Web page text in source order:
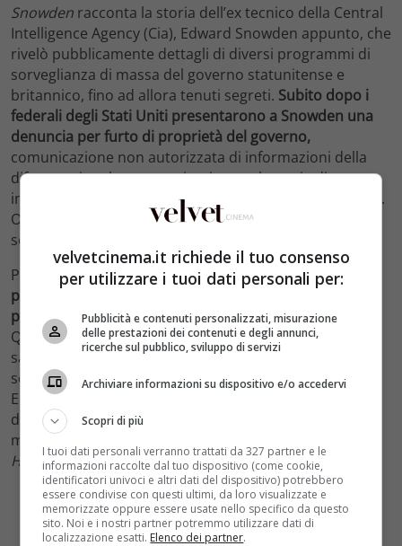
Snowden racconta la storia dell’ex tecnico della Central
Intelligence Agency (Cia), Edward Snowden appunto, che
rivelò pubblicamente dettagli di diversi programmi di
sorveglianza di massa del governo statunitense e
britannico, fino ad allora tenuti segreti. Subito dopo i
federali degli Stati Uniti presentarono a Snowden una
denuncia per furto di proprietà del governo,
comunicazione non autorizzata di informazioni della
difesa nazionale e comunicazione volontaria di
informazioni segrete con una persona non autorizzata.
Oggi Edward Snowden ha lasciato l’America vive
serenamente in Russia.
Proprio per questo il film molto atteso,perché il suo
personaggio continua a dividere l’opinione pubblica:
per alcuni è un eroe, mentre per altri un traditore
Quale taglio avrà dato il regista? Gli americani lo
sapranno a maggio, quindi, mentre è ancora
sconosciuta, invece, la data prevista per il rilascio in
Europa, anche se c’è chi ipotizza che non sarà molto
distante, probabilmente dopo il Festival di Cannes, una
manifestazione molto cara Oliver Stone, come scrive
Hollywood Reporter. Speriamo sia vero.
velvetcinema.it richiede il tuo consenso
per utilizzare i tuoi dati personali per:
Pubblicità e contenuti personalizzati, misurazione
delle prestazioni dei contenuti e degli annunci,
ricerche sul pubblico, sviluppo di servizi
Archiviare informazioni su dispositivo e/o accedervi
Scopri di più
I tuoi dati personali verranno trattati da 327 partner e le
informazioni raccolte dal tuo dispositivo (come cookie,
identificatori univoci e altri dati del dispositivo) potrebbero
essere condivise con questi ultimi, da loro visualizzate e
memorizzate oppure essere usate nello specifico da questo
sito. Noi e i nostri partner potremmo utilizzare dati di
localizzazione esatti. Elenco dei partner.